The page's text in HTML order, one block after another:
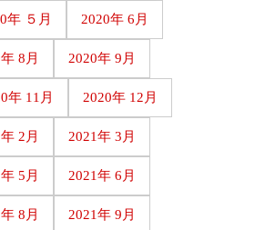
年 ５月 2020年 6月
8月 2020年 9月
年 11月 2020年 12月
2月 2021年 3月
5月 2021年 6月
8月 2021年 9月